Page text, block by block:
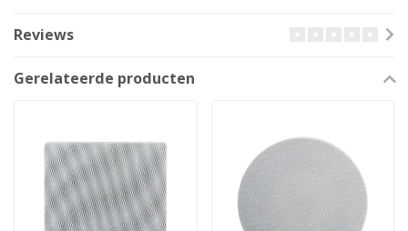
Reviews
Gerelateerde producten